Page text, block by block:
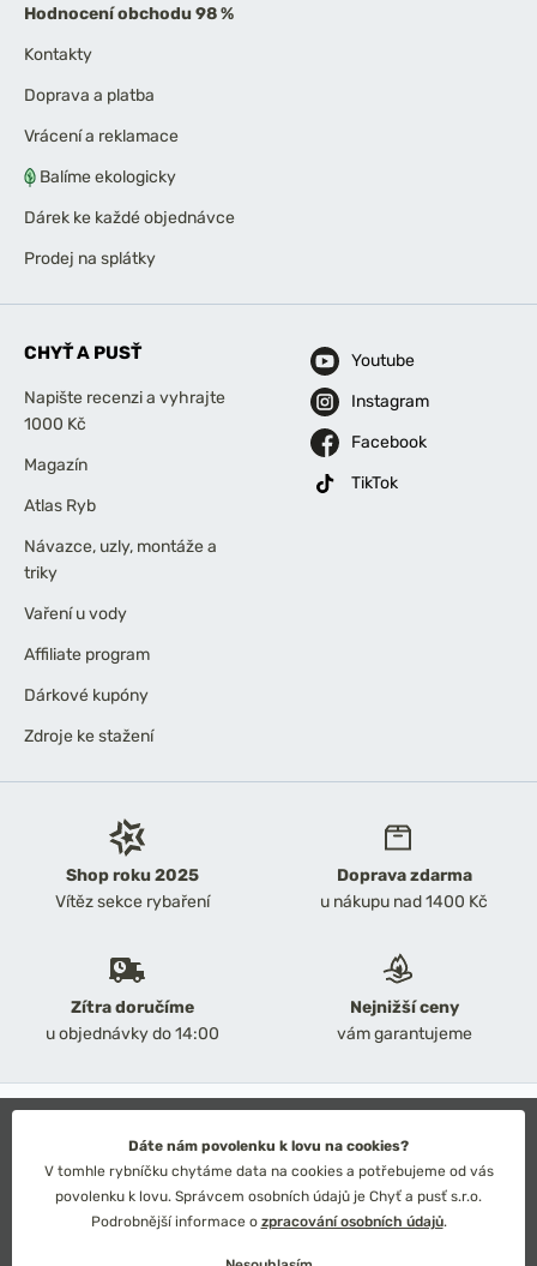
Shop roku 2025
Vítěz sekce rybaření
Doprava zdarma
u nákupu nad 1400 Kč
Zítra doručíme
u objednávky do 14:00
Nejnižší ceny
vám garantujeme
Hodnocení obchodu 98 %
Kontakty
Doprava a platba
Vrácení a reklamace
Balíme ekologicky
Dárek ke každé objednávce
Prodej na splátky
CHYŤ A PUSŤ
Napište recenzi a vyhrajte
1000 Kč
Magazín
Atlas Ryb
Návazce, uzly, montáže a
triky
Vaření u vody
Affiliate program
Dárkové kupóny
Zdroje ke stažení
Youtube
Instagram
Facebook
TikTok
Obchodní podmínky
Ochrana osobních údajů
Technické řešení: Simplia s.r.o.
Strategický design: Petr Široký
Dáte nám povolenku k lovu na cookies?
V tomhle rybníčku chytáme data na cookies a potřebujeme od vás
povolenku k lovu. Správcem osobních údajů je Chyť a pusť s.r.o.
Podrobnější informace o zpracování osobních údajů.